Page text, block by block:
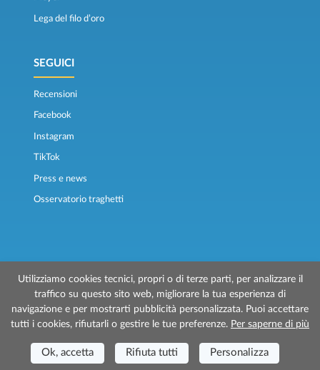
Lega del filo d’oro
SEGUICI
Recensioni
Facebook
Instagram
TikTok
Press e news
Osservatorio traghetti
© 2026 Traghettilines è gestito da Prenotazioni24 s.r.l.
Sede Legale: Via Bonistallo, 50/B - 50053 Empoli (FI)
Sede Operativa: Via Casa del Duca, 1 - 57037 Portoferraio (LI)
Aut.Amm.Prov. LI n 1819 del 16/01/06 - Fondo Garanzia Viaggi ASSIMUTUA
Fideiussione N° 026004
Utilizziamo cookies tecnici, propri o di terze parti, per analizzare il
traffico su questo sito web, migliorare la tua esperienza di
navigazione e per mostrarti pubblicità personalizzata. Puoi accettare
tutti i cookies, rifiutarli o gestire le tue preferenze. Per saperne di più
Ok, accetta Rifiuta tutti Personalizza